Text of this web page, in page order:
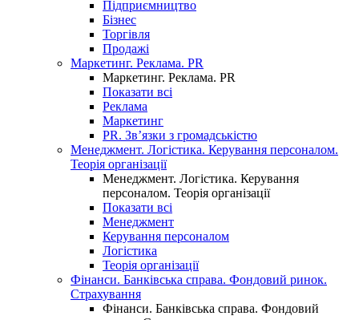
Підприємництво
Бізнес
Торгівля
Продажі
Маркетинг. Реклама. PR
Маркетинг. Реклама. PR
Показати всі
Реклама
Маркетинг
PR. Зв’язки з громадськістю
Менеджмент. Логістика. Керування персоналом.
Теорія організації
Менеджмент. Логістика. Керування
персоналом. Теорія організації
Показати всі
Менеджмент
Керування персоналом
Логістика
Теорія організації
Фінанси. Банківська справа. Фондовий ринок.
Страхування
Фінанси. Банківська справа. Фондовий